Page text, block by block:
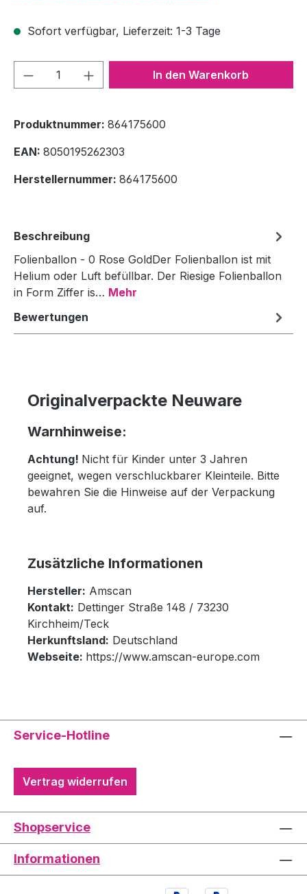
Sofort verfügbar, Lieferzeit: 1-3 Tage
Produkt Anzahl: Gib denIn den Warenkorb
Produktnummer: 864175600
EAN: 8050195262303
Herstellernummer: 864175600
Beschreibung
Folienballon - 0 Rose GoldDer Folienballon ist mit
Helium oder Luft befüllbar. Der Riesige Folienballon
in Form Ziffer is… Mehr
Bewertungen
Originalverpackte Neuware
Warnhinweise:
Achtung! Nicht für Kinder unter 3 Jahren
geeignet, wegen verschluckbarer Kleinteile. Bitte
bewahren Sie die Hinweise auf der Verpackung
auf.
Zusätzliche Informationen
Hersteller: Amscan
Kontakt: Dettinger Straße 148 / 73230
Kirchheim/Teck
Herkunftsland: Deutschland
Webseite: https://www.amscan-europe.com
Service-Hotline
Vertrag widerrufen
Shopservice
Informationen